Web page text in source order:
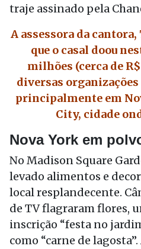
traje assinado pela
A assessora da
que o casal doou
milhões (cerca de
diversas
principalmente em
City, cidade
Nova York em
No Madison Square
levado alimentos e
local resplandecente.
de TV flagraram flores,
inscrição “festa no
como “carne de